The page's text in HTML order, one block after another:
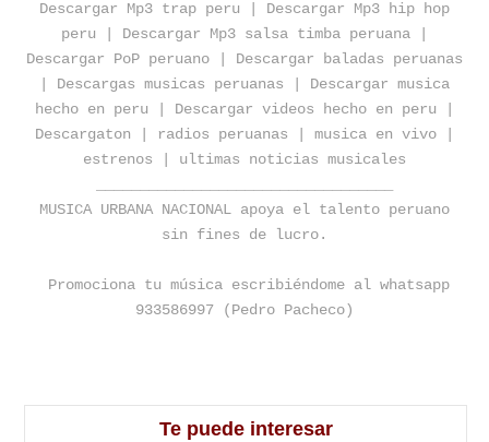
Descargar Mp3 trap peru | Descargar Mp3 hip hop
peru | Descargar Mp3 salsa timba peruana |
Descargar PoP peruano | Descargar baladas peruanas
| Descargas musicas peruanas | Descargar musica
hecho en peru | Descargar videos hecho en peru |
Descargaton | radios peruanas | musica en vivo |
estrenos | ultimas noticias musicales
MUSICA URBANA NACIONAL apoya el talento peruano
sin fines de lucro.
Promociona tu música escribiéndome al whatsapp
933586997 (Pedro Pacheco)
Te puede interesar